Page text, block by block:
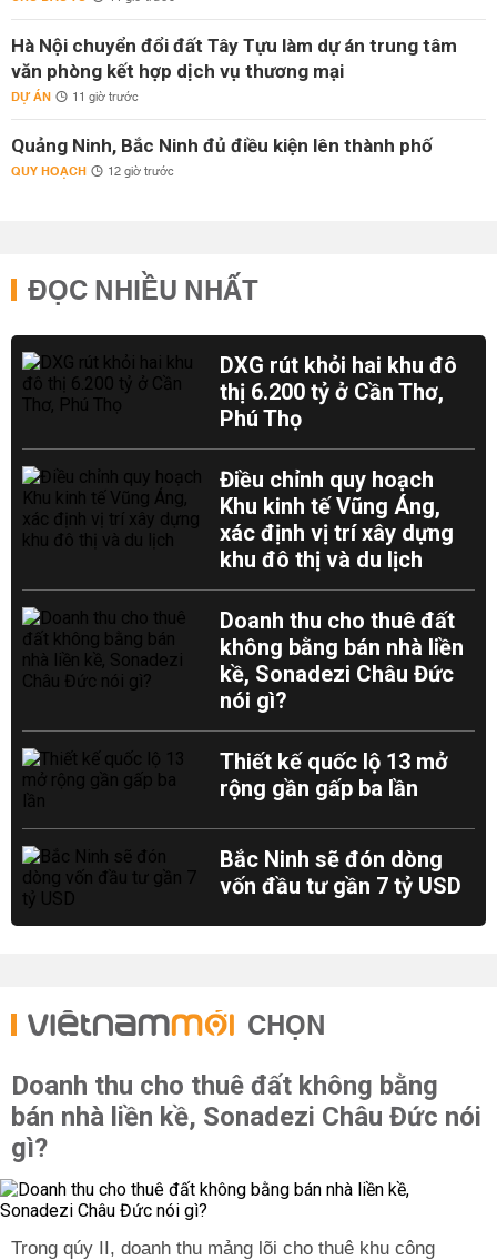
Hà Nội chuyển đổi đất Tây Tựu làm dự án trung tâm
văn phòng kết hợp dịch vụ thương mại
DỰ ÁN 11 giờ trước
Quảng Ninh, Bắc Ninh đủ điều kiện lên thành phố
QUY HOẠCH 12 giờ trước
ĐỌC NHIỀU NHẤT
DXG rút khỏi hai khu đô
thị 6.200 tỷ ở Cần Thơ,
Phú Thọ
Điều chỉnh quy hoạch
Khu kinh tế Vũng Áng,
xác định vị trí xây dựng
khu đô thị và du lịch
Doanh thu cho thuê đất
không bằng bán nhà liền
kề, Sonadezi Châu Đức
nói gì?
Thiết kế quốc lộ 13 mở
rộng gần gấp ba lần
Bắc Ninh sẽ đón dòng
vốn đầu tư gần 7 tỷ USD
CHỌN
Doanh thu cho thuê đất không bằng
bán nhà liền kề, Sonadezi Châu Đức nói
gì?
Trong qúy II, doanh thu mảng lõi cho thuê khu công